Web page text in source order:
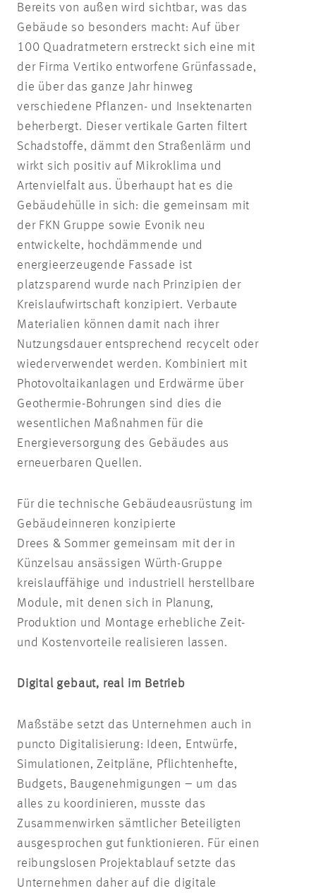
Bereits von außen wird sichtbar, was das
Gebäude so besonders macht: Auf über
100 Quadratmetern erstreckt sich eine mit
der Firma Vertiko entworfene Grünfassade,
die über das ganze Jahr hinweg
verschiedene Pflanzen- und Insektenarten
beherbergt. Dieser vertikale Garten filtert
Schadstoffe, dämmt den Straßenlärm und
wirkt sich positiv auf Mikroklima und
Artenvielfalt aus. Überhaupt hat es die
Gebäudehülle in sich: die gemeinsam mit
der FKN Gruppe sowie Evonik neu
entwickelte, hochdämmende und
energieerzeugende Fassade ist
platzsparend wurde nach Prinzipien der
Kreislaufwirtschaft konzipiert. Verbaute
Materialien können damit nach ihrer
Nutzungsdauer entsprechend recycelt oder
wiederverwendet werden. Kombiniert mit
Photovoltaikanlagen und Erdwärme über
Geothermie-Bohrungen sind dies die
wesentlichen Maßnahmen für die
Energieversorgung des Gebäudes aus
erneuerbaren Quellen.
Für die technische Gebäudeausrüstung im
Gebäudeinneren konzipierte
Drees & Sommer gemeinsam mit der in
Künzelsau ansässigen Würth-Gruppe
kreislauffähige und industriell herstellbare
Module, mit denen sich in Planung,
Produktion und Montage erhebliche Zeit-
und Kostenvorteile realisieren lassen.
Digital gebaut, real im Betrieb
Maßstäbe setzt das Unternehmen auch in
puncto Digitalisierung: Ideen, Entwürfe,
Simulationen, Zeitpläne, Pflichtenhefte,
Budgets, Baugenehmigungen – um das
alles zu koordinieren, musste das
Zusammenwirken sämtlicher Beteiligten
ausgesprochen gut funktionieren. Für einen
reibungslosen Projektablauf setzte das
Unternehmen daher auf die digitale